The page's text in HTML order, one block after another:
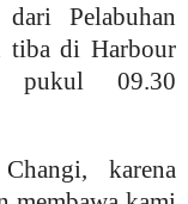
Pelabuhan
tiba di Harbour
09.30
karena